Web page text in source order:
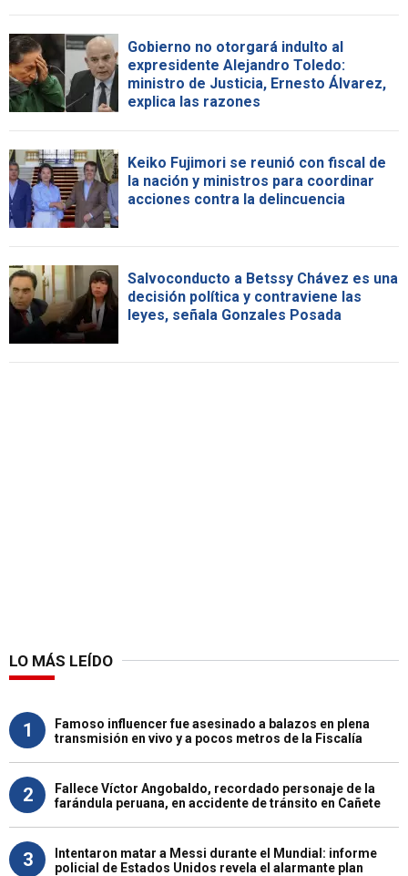
Gobierno no otorgará indulto al
expresidente Alejandro Toledo:
ministro de Justicia, Ernesto Álvarez,
explica las razones
Keiko Fujimori se reunió con fiscal de
la nación y ministros para coordinar
acciones contra la delincuencia
Salvoconducto a Betssy Chávez es una
decisión política y contraviene las
leyes, señala Gonzales Posada
LO MÁS LEÍDO
1
Famoso influencer fue asesinado a balazos en plena
transmisión en vivo y a pocos metros de la Fiscalía
2
Fallece Víctor Angobaldo, recordado personaje de la
farándula peruana, en accidente de tránsito en Cañete
3
Intentaron matar a Messi durante el Mundial: informe
policial de Estados Unidos revela el alarmante plan